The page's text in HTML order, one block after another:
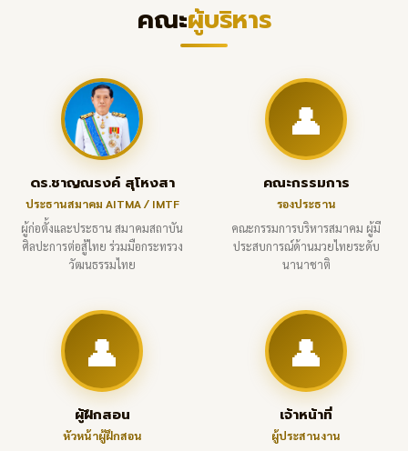
คณะผู้บริหาร
ดร.ชาญณรงค์ สุโหงสา
ประธานสมาคม AITMA / IMTF
ผู้ก่อตั้งและประธาน สมาคมสถาบัน
ศิลปะการต่อสู้ไทย ร่วมมือกระทรวง
วัฒนธรรมไทย
👤
คณะกรรมการ
รองประธาน
คณะกรรมการบริหารสมาคม ผู้มี
ประสบการณ์ด้านมวยไทยระดับ
นานาชาติ
👤
ผู้ฝึกสอน
หัวหน้าผู้ฝึกสอน
👤
เจ้าหน้าที่
ผู้ประสานงาน